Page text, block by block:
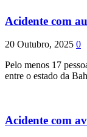
Acidente com
20 Outubro, 2025 0
Pelo menos 17
entre o estado da
Acidente com